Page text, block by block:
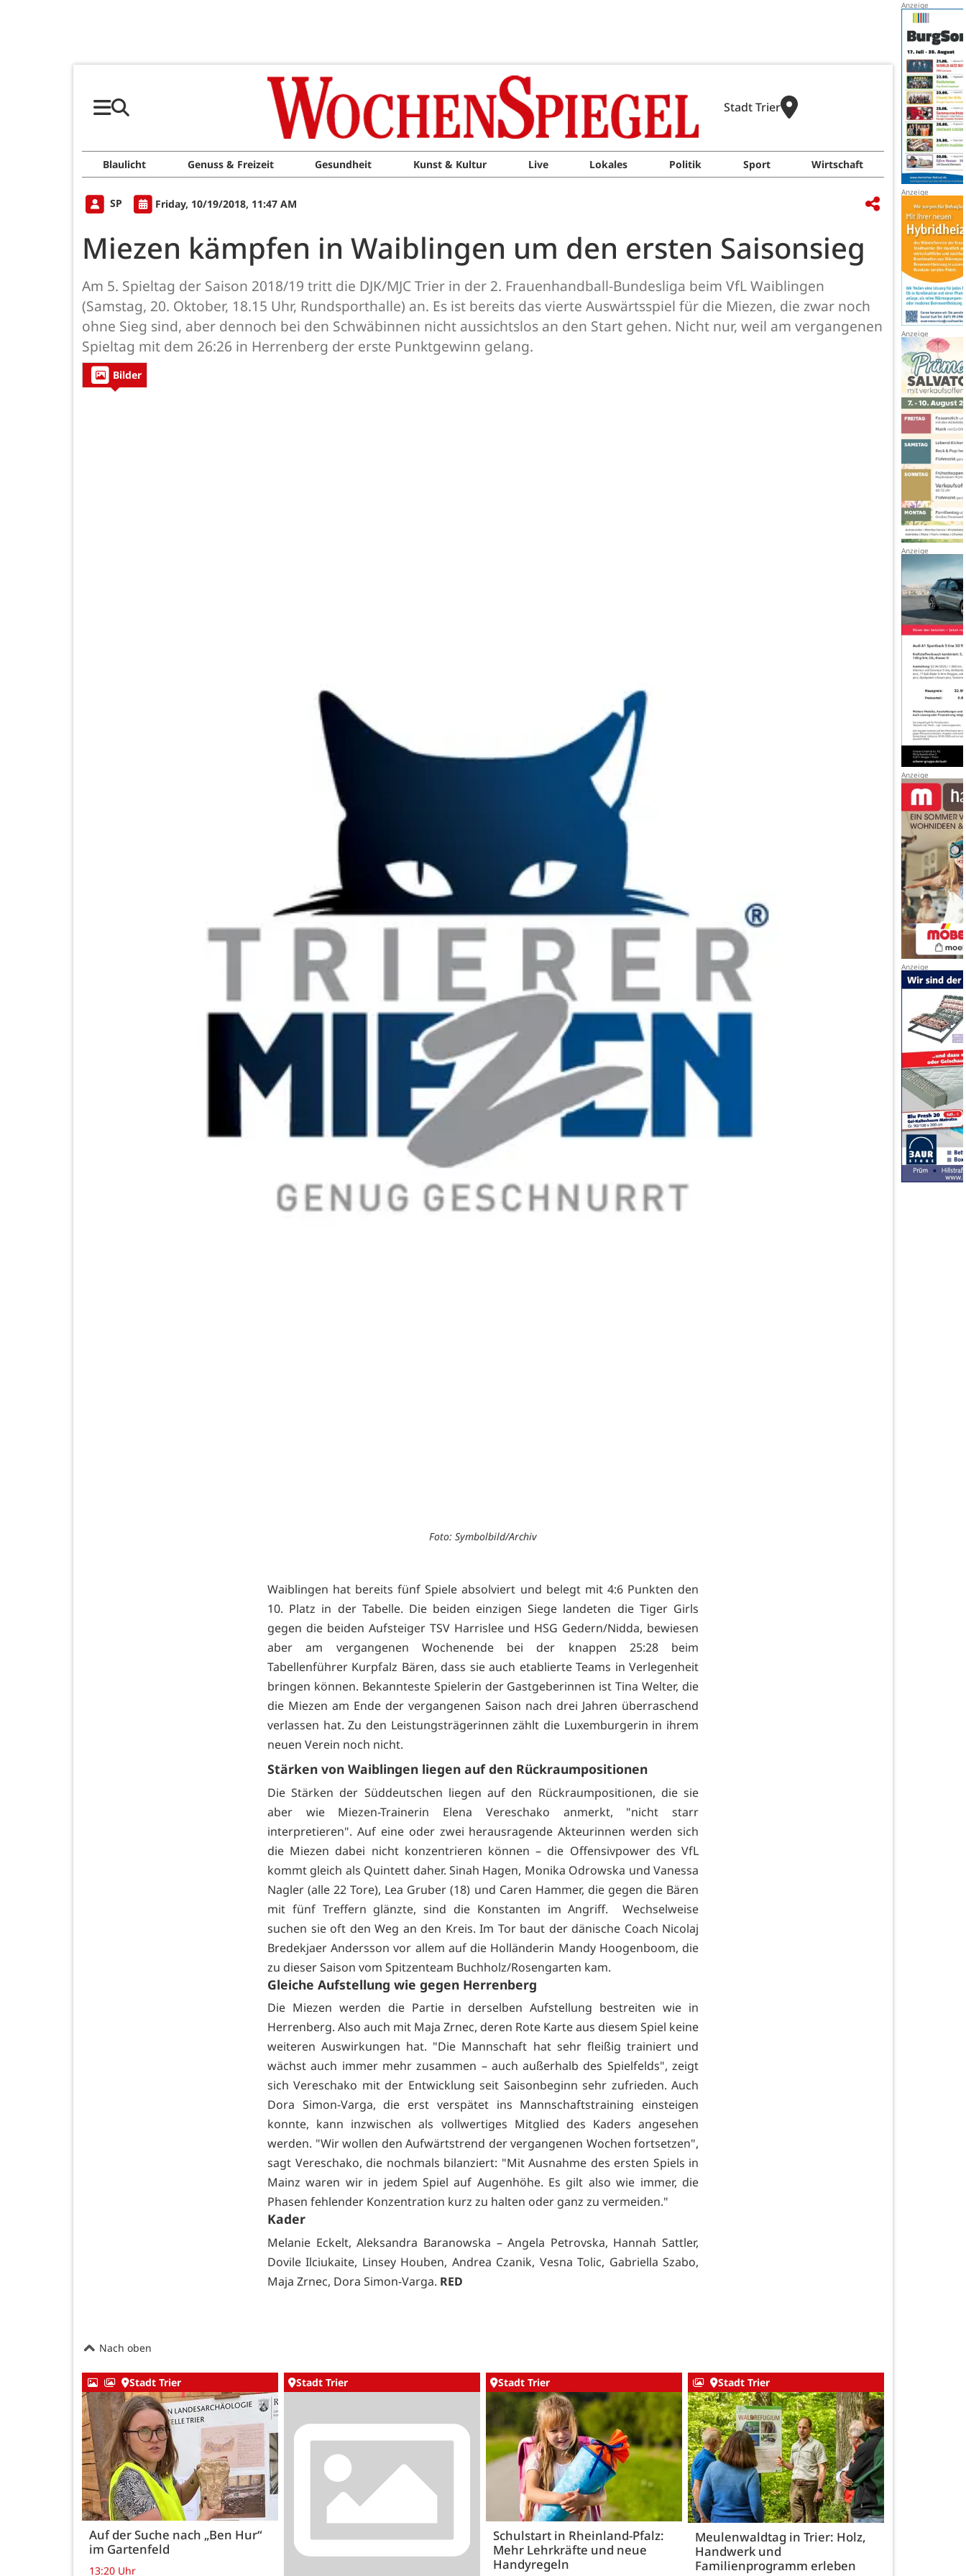
Stadt Trier
Blaulicht Genuss & Freizeit Gesundheit Kunst & Kultur Live Lokales Politik Sport Wirtschaft
SP Friday, 10/19/2018, 11:47 AM
Miezen kämpfen in Waiblingen um den ersten Saisonsieg
Am 5. Spieltag der Saison 2018/19 tritt die DJK/MJC Trier in der 2. Frauenhandball-Bundesliga beim VfL Waiblingen
(Samstag, 20. Oktober, 18.15 Uhr, Rundsporthalle) an. Es ist bereits das vierte Auswärtsspiel für die Miezen, die zwar noch
ohne Sieg sind, aber dennoch bei den Schwäbinnen nicht aussichtslos an den Start gehen. Nicht nur, weil am vergangenen
Spieltag mit dem 26:26 in Herrenberg der erste Punktgewinn gelang.
Bilder
Foto: Symbolbild/Archiv
Waiblingen hat bereits fünf Spiele absolviert und belegt mit 4:6 Punkten den
10. Platz in der Tabelle. Die beiden einzigen Siege landeten die Tiger Girls
gegen die beiden Aufsteiger TSV Harrislee und HSG Gedern/Nidda, bewiesen
aber am vergangenen Wochenende bei der knappen 25:28 beim
Tabellenführer Kurpfalz Bären, dass sie auch etablierte Teams in Verlegenheit
bringen können. Bekannteste Spielerin der Gastgeberinnen ist Tina Welter, die
die Miezen am Ende der vergangenen Saison nach drei Jahren überraschend
verlassen hat. Zu den Leistungsträgerinnen zählt die Luxemburgerin in ihrem
neuen Verein noch nicht.
Stärken von Waiblingen liegen auf den Rückraumpositionen
Die Stärken der Süddeutschen liegen auf den Rückraumpositionen, die sie
aber wie Miezen-Trainerin Elena Vereschako anmerkt, "nicht starr
interpretieren". Auf eine oder zwei herausragende Akteurinnen werden sich
die Miezen dabei nicht konzentrieren können – die Offensivpower des VfL
kommt gleich als Quintett daher. Sinah Hagen, Monika Odrowska und Vanessa
Nagler (alle 22 Tore), Lea Gruber (18) und Caren Hammer, die gegen die Bären
mit fünf Treffern glänzte, sind die Konstanten im Angriff. Wechselweise
suchen sie oft den Weg an den Kreis. Im Tor baut der dänische Coach Nicolaj
Bredekjaer Andersson vor allem auf die Holländerin Mandy Hoogenboom, die
zu dieser Saison vom Spitzenteam Buchholz/Rosengarten kam.
Gleiche Aufstellung wie gegen Herrenberg
Die Miezen werden die Partie in derselben Aufstellung bestreiten wie in
Herrenberg. Also auch mit Maja Zrnec, deren Rote Karte aus diesem Spiel keine
weiteren Auswirkungen hat. "Die Mannschaft hat sehr fleißig trainiert und
wächst auch immer mehr zusammen – auch außerhalb des Spielfelds", zeigt
sich Vereschako mit der Entwicklung seit Saisonbeginn sehr zufrieden. Auch
Dora Simon-Varga, die erst verspätet ins Mannschaftstraining einsteigen
konnte, kann inzwischen als vollwertiges Mitglied des Kaders angesehen
werden. "Wir wollen den Aufwärtstrend der vergangenen Wochen fortsetzen",
sagt Vereschako, die nochmals bilanziert: "Mit Ausnahme des ersten Spiels in
Mainz waren wir in jedem Spiel auf Augenhöhe. Es gilt also wie immer, die
Phasen fehlender Konzentration kurz zu halten oder ganz zu vermeiden."
Kader
Melanie Eckelt, Aleksandra Baranowska – Angela Petrovska, Hannah Sattler,
Dovile Ilciukaite, Linsey Houben, Andrea Czanik, Vesna Tolic, Gabriella Szabo,
Maja Zrnec, Dora Simon-Varga. RED
Nach oben
Stadt Trier
Auf der Suche nach „Ben Hur“
im Gartenfeld
13:20 Uhr
Stadt Trier Stadt Trier
Schulstart in Rheinland-Pfalz:
Mehr Lehrkräfte und neue
Handyregeln
Stadt Trier
Meulenwaldtag in Trier: Holz,
Handwerk und
Familienprogramm erleben